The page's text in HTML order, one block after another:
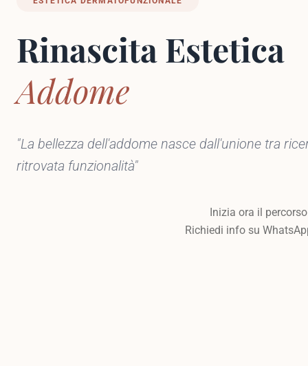
Rinascita Estetica
Addome
"La bellezza dell'addome nasce dall'unione tra
ritrovata funzionalità"
Inizia ora il percorso
Richiedi info su